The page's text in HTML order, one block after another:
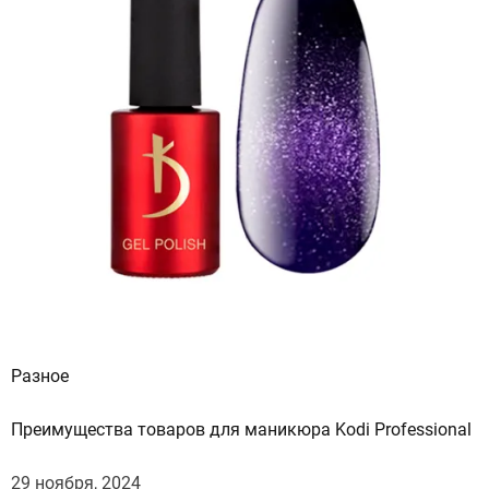
Разное
Преимущества товаров для маникюра Kodi Professional
29 ноября, 2024